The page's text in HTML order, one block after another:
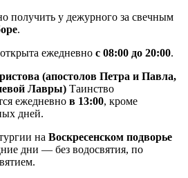
получить у дежурного за свечным
.
открыта ежедневно с 08:00 до 20:00.
(апостолов Петра и Павла,
Лавры) Таинство
ежедневно в 13:00, кроме
дней.
на Воскресенском подворье
дни — без водосвятия, по